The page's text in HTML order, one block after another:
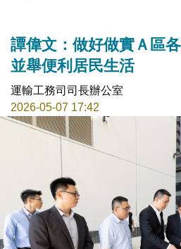
譚偉文：做好做實Ａ區
並舉便利居民生活
運輸工務司司長辦公室
2026-05-07 17:42